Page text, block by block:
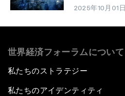
2025年10月01日
世界経済フォーラムについて
私たちのストラテジー
私たちのアイデンティティ